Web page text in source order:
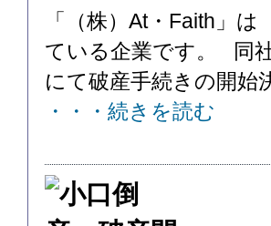
「（株）At・Faith」
ている企業です。 同
にて破産手続きの開始
・・・続きを読む